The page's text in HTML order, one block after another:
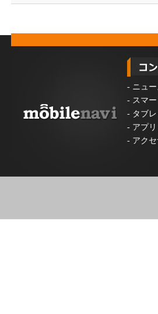
- ニュー
- スマ
- タブレ
- アプリ
- アクセ